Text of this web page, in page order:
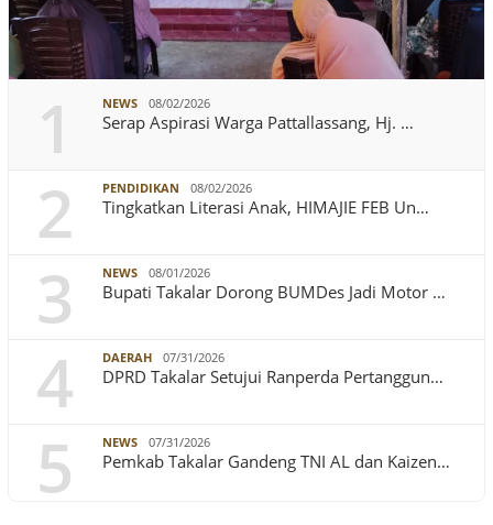
1 NEWS 08/02/2026
Serap Aspirasi Warga Pattallassang, Hj. …
2 PENDIDIKAN 08/02/2026
Tingkatkan Literasi Anak, HIMAJIE FEB Un…
3 NEWS 08/01/2026
Bupati Takalar Dorong BUMDes Jadi Motor …
4 DAERAH 07/31/2026
DPRD Takalar Setujui Ranperda Pertanggun…
5 NEWS 07/31/2026
Pemkab Takalar Gandeng TNI AL dan Kaizen…